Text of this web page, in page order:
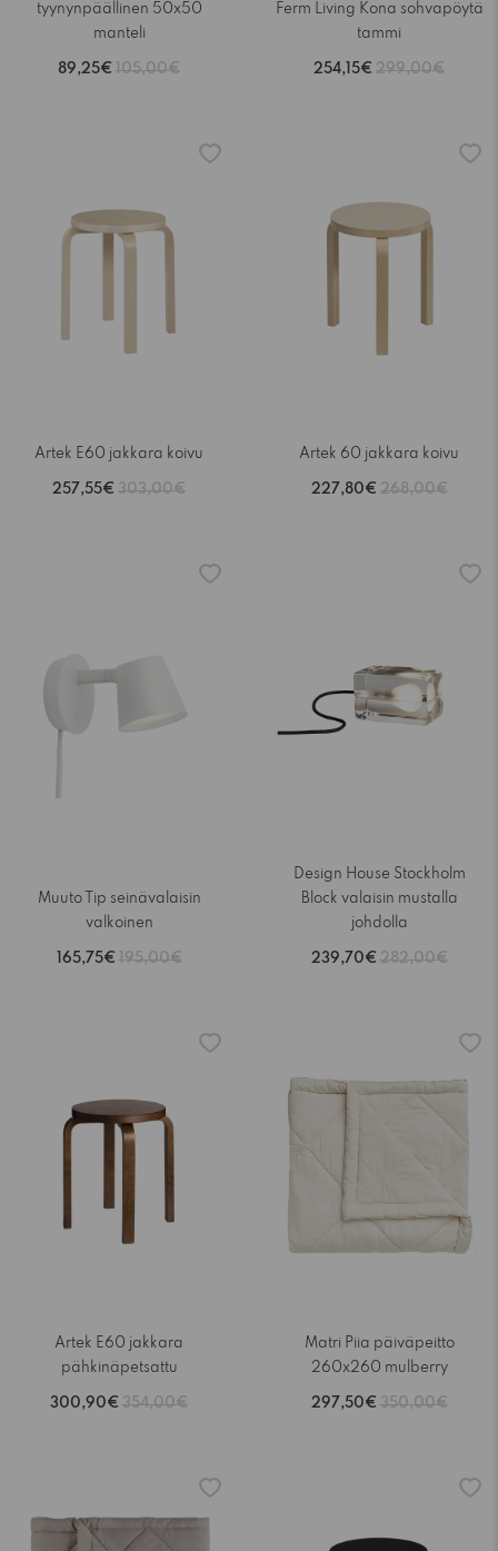
tyynynpäällinen 50x50
manteli
89,25€ 105,00€
Ferm Living Kona sohvapöytä
tammi
254,15€ 299,00€
Artek E60 jakkara koivu
257,55€ 303,00€
Artek 60 jakkara koivu
227,80€ 268,00€
Muuto Tip seinävalaisin
valkoinen
165,75€ 195,00€
Design House Stockholm
Block valaisin mustalla
johdolla
239,70€ 282,00€
Artek E60 jakkara
pähkinäpetsattu
300,90€ 354,00€
Matri Piia päiväpeitto
260x260 mulberry
297,50€ 350,00€